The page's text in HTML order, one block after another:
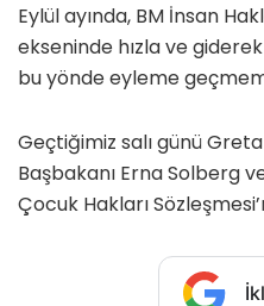
Eylül ayında, BM İnsan
ekseninde hızla ve
bu yönde eyleme
Geçtiğimiz salı günü
Başbakanı Erna Solberg
Çocuk Hakları